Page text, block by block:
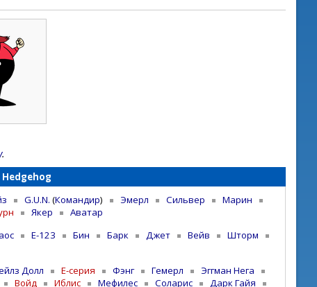
.
G.U.N. (Командир) Эмерл Сильвер
Марин
Якер Аватар
E-123 Бин Барк Джет Вейв
Шторм
Долл E-серия Фэнг Гемерл
Эггман Нега
Войд Иблис Мефилес Соларис Дарк Гайя